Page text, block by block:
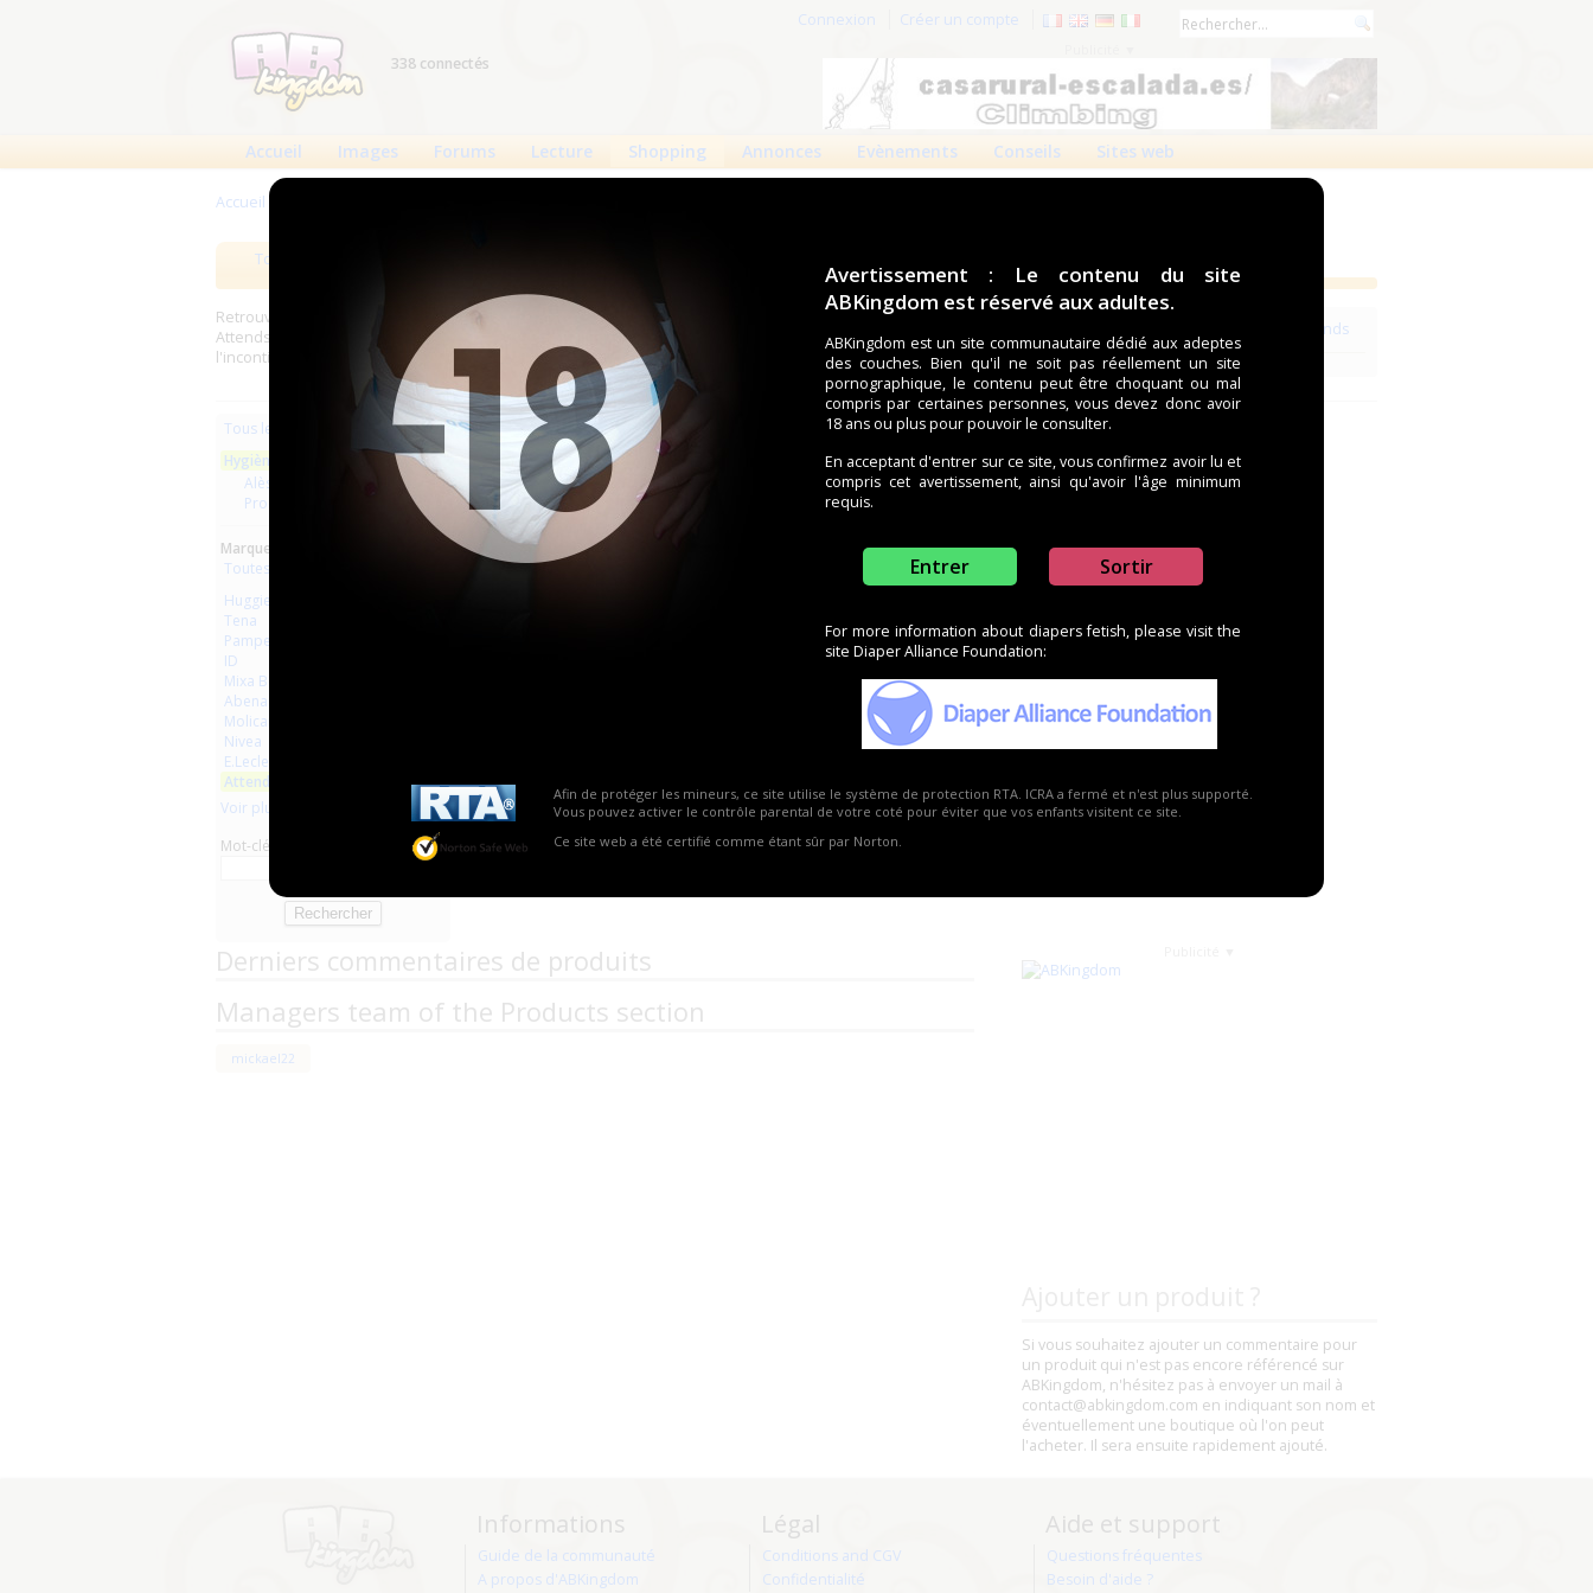
Avertissement : Le contenu du site
ABKingdom est réservé aux adultes.
ABKingdom est un site communautaire dédié aux adeptes
des couches. Bien qu'il ne soit pas réellement un site
pornographique, le contenu peut être choquant ou mal
compris par certaines personnes, vous devez donc avoir
18 ans ou plus pour pouvoir le consulter.
En acceptant d'entrer sur ce site, vous confirmez avoir lu et
compris cet avertissement, ainsi qu'avoir l'âge minimum
requis.
Entrer Sortir
For more information about diapers fetish, please visit the
site Diaper Alliance Foundation:
Afin de protéger les mineurs, ce site utilise le système de protection RTA. ICRA a fermé et n'est plus supporté.
Vous pouvez activer le contrôle parental de votre coté pour éviter que vos enfants visitent ce site.
Ce site web a été certifié comme étant sûr par Norton.
Connexion Créer un compte
338 connectés
Accueil Images Forums Lecture Shopping Annonces Evènements Conseils Sites web
Accueil
Tous les produits
Voir les revendeurs de la marque Attends
Retrouverez sur cette page les meilleures couches (Tena, Abena, Molicare, Comficare, Confiance, Depend,
Attends, Bambino...) et les meilleurs produits aussi bien pour les fétichistes des couches que pour
l'incontinence.
Tous les produits
Hygiène usage unique
Alèses
Produits de soin
Marques :
Toutes les marques
Huggies
Tena
Pampers
ID
Mixa Bébé
Abena
Molicare
Nivea
E.Leclerc
Attends
Voir plus
Mot-clé
Les plus récents Trier par nom
Aucun produit trouvé.
Si vous souhaitez ajouter un commentaire pour
un produit qui n'est pas encore référencé sur
ABKingdom, n'hésitez pas à envoyer un mail à
contact@abkingdom.com en indiquant son nom et
éventuellement une boutique où l'on peut
l'acheter. Il sera ensuite rapidement ajouté.
Derniers commentaires de produits
Managers team of the Products section
mickael22
Informations
Guide de la communauté
A propos d'ABKingdom
Légal
Conditions and CGV
Confidentialité
Aide et support
Questions fréquentes
Besoin d'aide ?